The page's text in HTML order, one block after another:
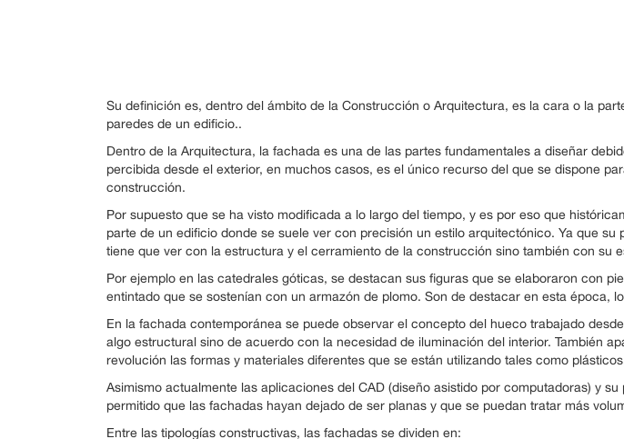
Su definición es, dentro del ámbito de la Construcción o Arquitectura, es la cara o la
paredes de un edificio..
Dentro de la Arquitectura, la fachada es una de las partes fundamentales a diseñar
percibida desde el exterior, en muchos casos, es el único recurso del que se dispone
construcción.
Por supuesto que se ha visto modificada a lo largo del tiempo, y es por eso que
parte de un edificio donde se suele ver con precisión un estilo arquitectónico. Ya que su
tiene que ver con la estructura y el cerramiento de la construcción sino también con su
Por ejemplo en las catedrales góticas, se destacan sus figuras que se elaboraron con
entintado que se sostenían con un armazón de plomo. Son de destacar en esta época,
En la fachada contemporánea se puede observar el concepto del hueco trabajado
algo estructural sino de acuerdo con la necesidad de iluminación del interior. También
revolución las formas y materiales diferentes que se están utilizando tales como
Asimismo actualmente las aplicaciones del CAD (diseño asistido por computadoras) y
permitido que las fachadas hayan dejado de ser planas y que se puedan tratar más
Entre las tipologías constructivas, las fachadas se dividen en: